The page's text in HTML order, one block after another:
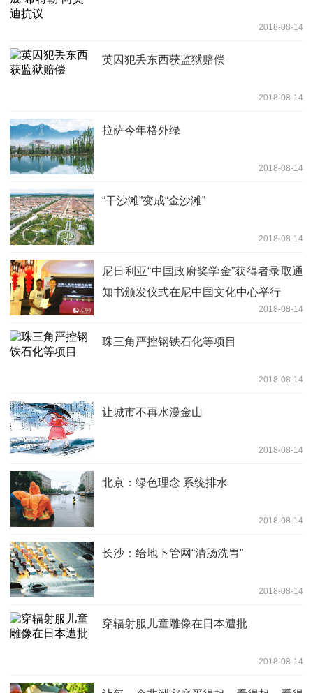
2018-08-14
英囚犯丢东西获监狱赔偿
2018-08-14
拉萨今年格外绿
2018-08-14
“干沙滩”变成“金沙滩”
2018-08-14
尼日利亚“中国政府奖学金”获得者录取通
知书颁发仪式在尼中国文化中心举行
2018-08-14
珠三角严控钢铁石化等项目
2018-08-14
让城市不再水漫金山
2018-08-14
北京：绿色理念 系统排水
2018-08-14
长沙：给地下管网“清肠洗胃”
2018-08-14
穿辐射服儿童雕像在日本遭批
2018-08-14